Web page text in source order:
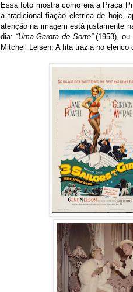
Essa foto mostra como era a Praça
a tradicional fiação elétrica de hoje,
atenção na imagem está justamente
dia: “Uma Garota de Sorte”(1953), ou
Mitchell Leisen. A fita trazia no elenco